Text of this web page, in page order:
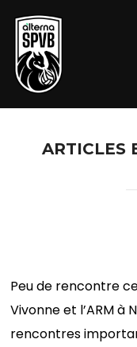
ARTICLES
Peu de rencontre
Vivonne et l’ARM à
rencontres